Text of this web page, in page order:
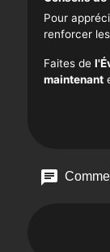
Pour
renforcer
Faites de
maintenant